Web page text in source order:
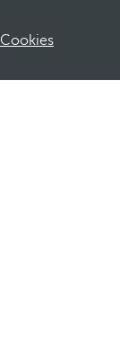
Cookies